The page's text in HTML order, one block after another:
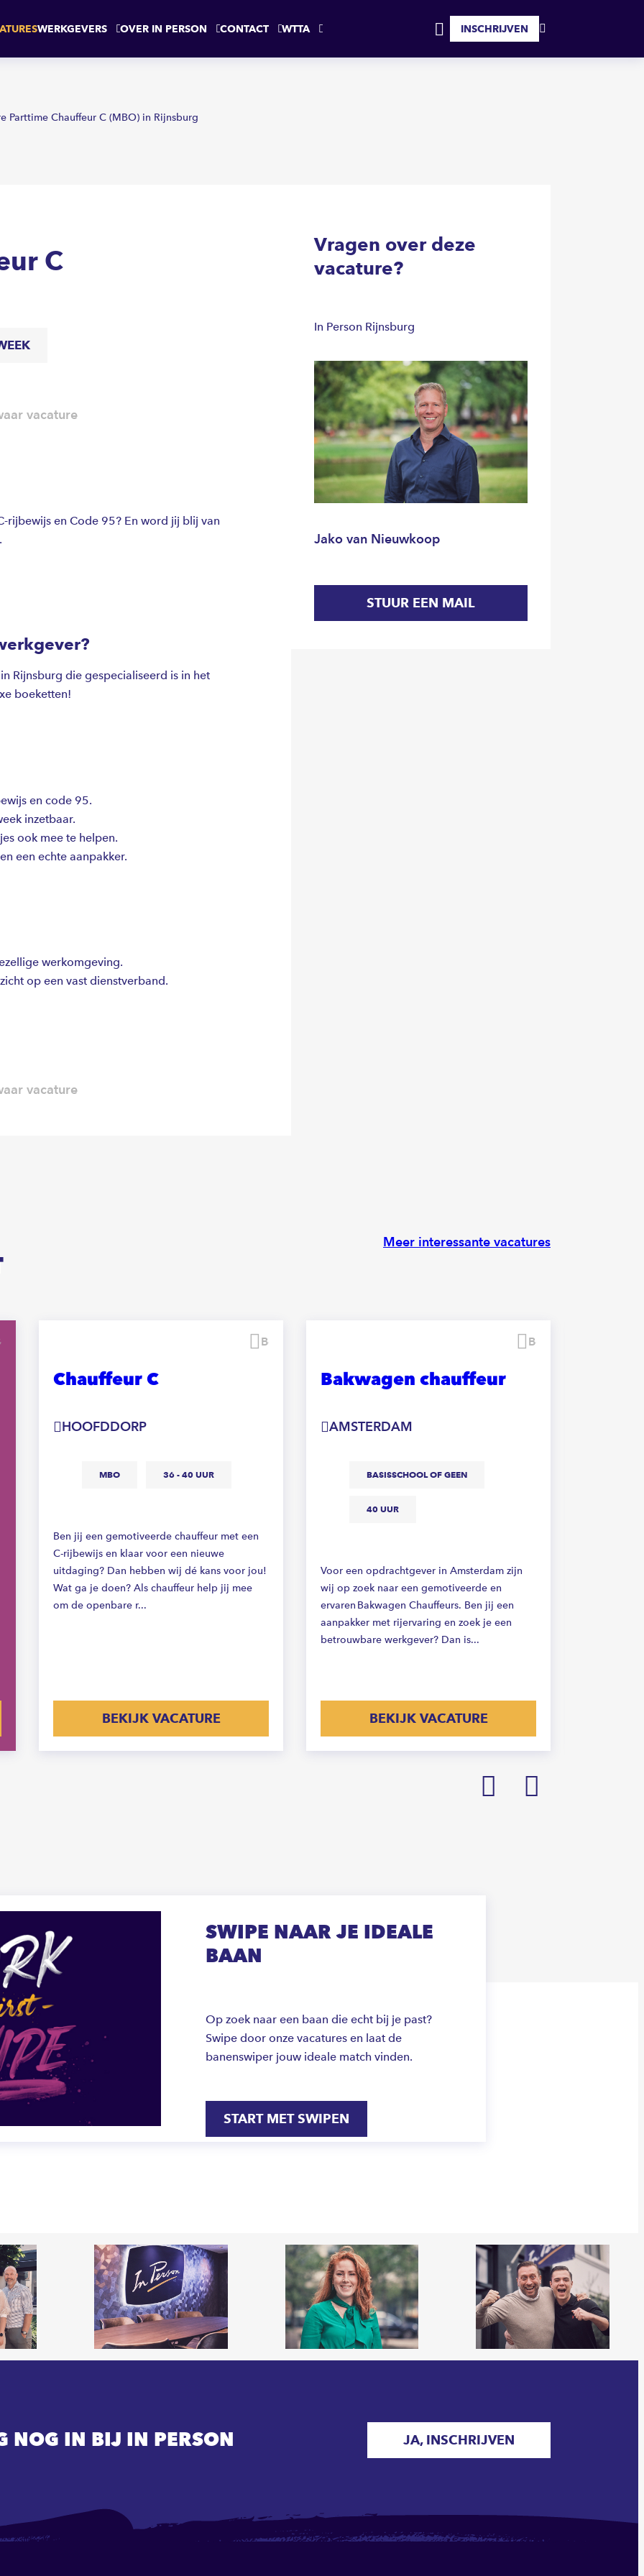
WERKGEVERS OVER IN PERSON CONTACT WTTA
MIJN
INSCHRIJVEN
Parttime Chauffeur C (MBO) in Rijnsburg
C
vacature
rijbewijs en Code 95? En word jij blij van
Rijnsburg die gespecialiseerd is in het
boeketten!
en code 95.
inzetbaar.
ook mee te helpen.
een echte aanpakker.
werkomgeving.
op een vast dienstverband.
vacature
Vragen over deze
vacature?
In Person Rijnsburg
Jako van Nieuwkoop
STUUR EEN MAIL
Chauffeur C
HOOFDDORP
MBO 36 - 40 UUR
Ben jij een gemotiveerde chauffeur met een
C-rijbewijs en klaar voor een nieuwe
uitdaging? Dan hebben wij dé kans voor jou!
Wat ga je doen? Als chauffeur help jij mee
om de openbare r...
BEKIJK VACATURE
Bewaren
Bakwagen chauffeur
AMSTERDAM
BASISSCHOOL OF GEEN
40 UUR
Voor een opdrachtgever in Amsterdam zijn
wij op zoek naar een gemotiveerde en
ervaren Bakwagen Chauffeurs. Ben jij een
aanpakker met rijervaring en zoek je een
betrouwbare werkgever? Dan is...
BEKIJK VACATURE
Bewaren
Meer interessante vacatures
SWIPE NAAR JE IDEALE
BAAN
Op zoek naar een baan die echt bij je past?
Swipe door onze vacatures en laat de
banenswiper jouw ideale match vinden.
START MET SWIPEN
NOG IN BIJ IN PERSON JA, INSCHRIJVEN
SOLLICITEER